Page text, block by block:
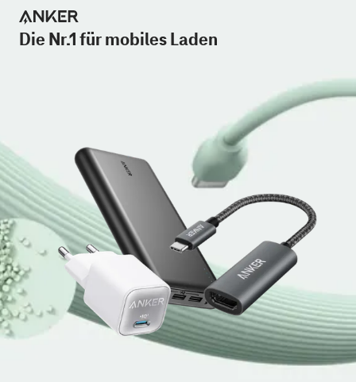
Die Nr.1 für mobiles Laden